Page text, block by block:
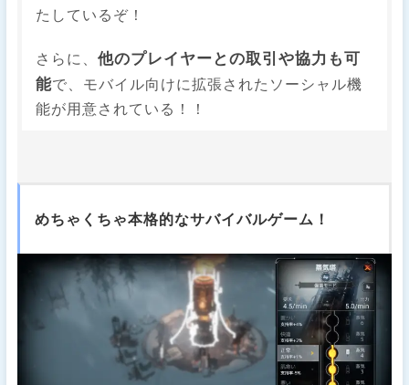
たしているぞ！
さらに、他のプレイヤーとの取引や協力も可
能で、モバイル向けに拡張されたソーシャル機
能が用意されている！！
めちゃくちゃ本格的なサバイバルゲーム！